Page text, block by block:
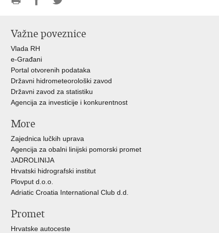
Facebooku
Twitteru
Važne poveznice
Vlada RH
e-Građani
Portal otvorenih podataka
Državni hidrometeorološki zavod
Državni zavod za statistiku
Agencija za investicije i konkurentnost
More
Zajednica lučkih uprava
Agencija za obalni linijski pomorski promet
JADROLINIJA
Hrvatski hidrografski institut
Plovput d.o.o.
Adriatic Croatia International Club d.d.
Promet
Hrvatske autoceste